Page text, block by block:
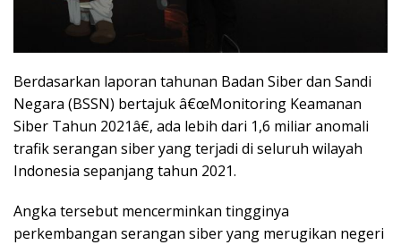
Berdasarkan laporan tahunan Badan Siber dan Sandi
Negara (BSSN) bertajuk â€œMonitoring Keamanan
Siber Tahun 2021â€, ada lebih dari 1,6 miliar anomali
trafik serangan siber yang terjadi di seluruh wilayah
Indonesia sepanjang tahun 2021.
Angka tersebut mencerminkan tingginya
perkembangan serangan siber yang merugikan negeri